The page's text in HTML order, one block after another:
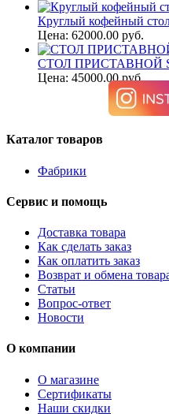
Круглый кофейный
Цена: 62000.00 руб.
СТОЛ ПРИСТАВНОЙ
Цена: 45000.00 руб.
Каталог товаров
Фабрики
Сервис и помощь
Доставка товара
Как сделать заказ
Как оплатить заказ
Возврат и обмена
Статьи
Вопрос-ответ
Новости
О компании
О магазине
Сертификаты
Наши скидки